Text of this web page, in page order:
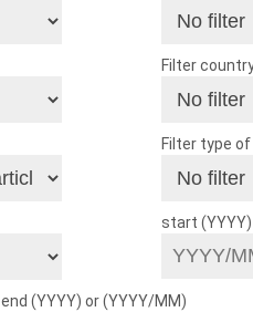
Filter
Filter type
start
end (YYYY) or (YYYY/MM)